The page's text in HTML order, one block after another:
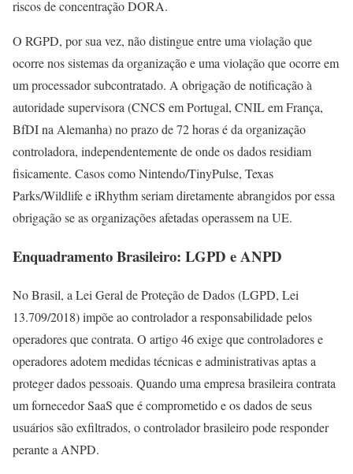
riscos de concentração DORA.
O RGPD, por sua vez, não distingue entre uma violação que
ocorre nos sistemas da organização e uma violação que ocorre em
um processador subcontratado. A obrigação de notificação à
autoridade supervisora (CNCS em Portugal, CNIL em França,
BfDI na Alemanha) no prazo de 72 horas é da organização
controladora, independentemente de onde os dados residiam
fisicamente. Casos como Nintendo/TinyPulse, Texas
Parks/Wildlife e iRhythm seriam diretamente abrangidos por essa
obrigação se as organizações afetadas operassem na UE.
Enquadramento Brasileiro: LGPD e ANPD
No Brasil, a Lei Geral de Proteção de Dados (LGPD, Lei
13.709/2018) impõe ao controlador a responsabilidade pelos
operadores que contrata. O artigo 46 exige que controladores e
operadores adotem medidas técnicas e administrativas aptas a
proteger dados pessoais. Quando uma empresa brasileira contrata
um fornecedor SaaS que é comprometido e os dados de seus
usuários são exfiltrados, o controlador brasileiro pode responder
perante a ANPD.